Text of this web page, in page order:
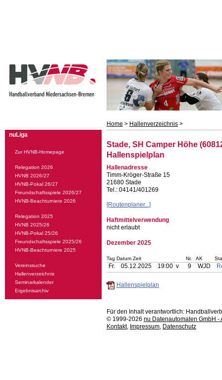
Home > Hallenverzeichnis >
nuLiga
Zur HVNB-Homepage
Relegation 2026
HVNB 2026/27
HVNB-Pokal 26/27
Freundschaftsspiele 2026/27
HVNB-Beachturniere 2026
Relegation 2025
HVNB 2025/26
HVNB-Pokal 25/26
Freundschaftsspiele 2025/26
HVNB-Beachturniere 2025
Vereinssuche
Hallenverzeichnis
Seminarkalender
Ergebnisarchiv
Stade, SH Camper Höhe
Hallenspielplan
Hallenadresse
Timm-Kröger-Straße 15
21680 Stade
Tel.: 04141/401269
[Routenplaner...]
Haftmittelverwendung
nicht erlaubt
Dezember 2025
Tag Datum Zeit Nr. AK
Fr. 05.12.2025 19:00 v 9 WJD
Hallenspielplan
Für den Inhalt verantwortlich:
© 1999-2026 nu Datenautomaten GmbH
Kontakt, Impressum, Datenschutz